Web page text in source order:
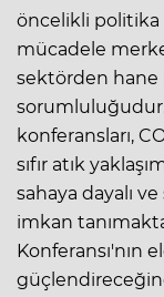
öncelikli politika
mücadele
sektörden hane
konferansları,
sıfır atık
sahaya dayalı
imkan
Konferansı'nın